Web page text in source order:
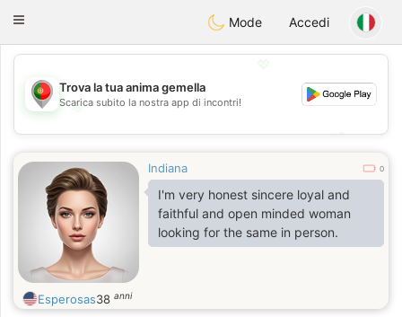
Portugues
Toggle
Mode Accedi
💖
💕
Trova la tua anima gemella
Scarica subito la nostra app di incontri!
Indiana 0
I'm very honest sincere loyal and
faithful and open minded woman
looking for the same in person.
Esperosas38 anni